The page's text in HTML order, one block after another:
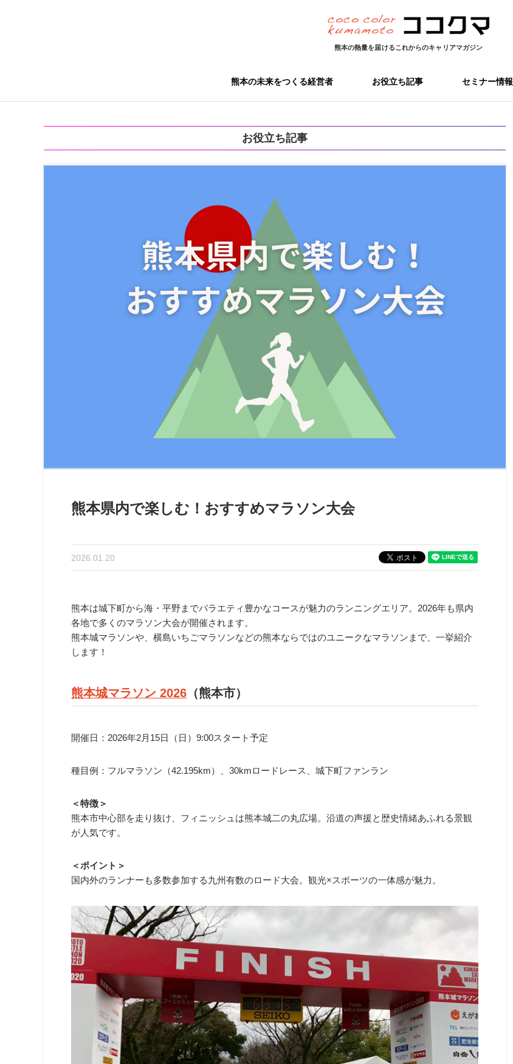
熊本の熱量を届けるこれからのキャリアマガジン
熊本の未来をつくる経営者 お役立ち記事 セミナー情報
お役立ち記事
熊本県内で楽しむ！おすすめマラソン大会
2026.01.20
熊本は城下町から海・平野までバラエティ豊かなコースが魅力のランニングエリア。2026年も県内
各地で多くのマラソン大会が開催されます。
熊本城マラソンや、横島いちごマラソンなどの熊本ならではのユニークなマラソンまで、一挙紹介
します！
熊本城マラソン 2026 （熊本市）
開催日：2026年2月15日（日）9:00スタート予定
種目例：フルマラソン（42.195km）、30kmロードレース、城下町ファンラン
＜特徴＞
熊本市中心部を走り抜け、フィニッシュは熊本城二の丸広場。沿道の声援と歴史情緒あふれる景観
が人気です。
＜ポイント＞
国内外のランナーも多数参加する九州有数のロード大会。観光×スポーツの一体感が魅力。